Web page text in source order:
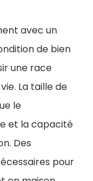
avec un
de bien
une race
La taille de
le
et la capacité
Des
pour